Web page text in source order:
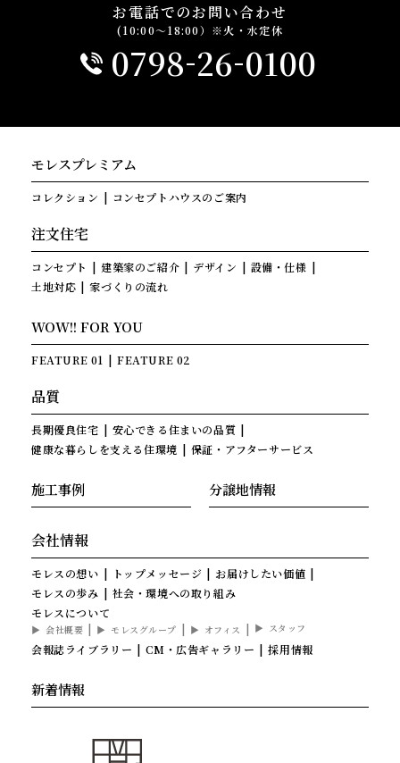
お電話でのお問い合わせ
(10:00～18:00）※火・水定休
0798-26-0100
モレスプレミアム
コレクション コンセプトハウスのご案内
注文住宅
コンセプト 建築家のご紹介 デザイン
設備・仕様
土地対応
家づくりの流れ
WOW!! FOR YOU
FEATURE 01 FEATURE 02
品質
長期優良住宅
安心できる住まいの品質
健康な暮らしを支える住環境
保証・アフターサービス
施工事例 分譲地情報
会社情報
モレスの想い トップメッセージ
お届けしたい価値
モレスの歩み
社会・環境への取り組み
モレスについて
会社概要 モレスグループ オフィス スタッフ
会報誌ライブラリー CM・広告ギャラリー 採用情報
新着情報